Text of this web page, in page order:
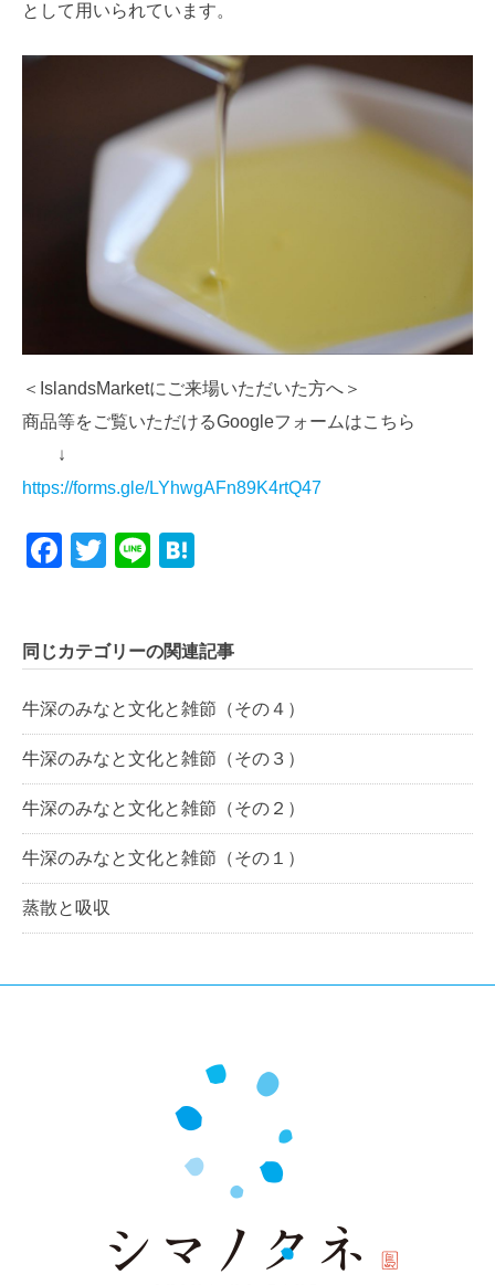
として用いられています。
＜IslandsMarketにご来場いただいた方へ＞
商品等をご覧いただけるGoogleフォームはこちら
↓
https://forms.gle/LYhwgAFn89K4rtQ47
Facebook
Twitter
Line
同じカテゴリーの関連記事
牛深のみなと文化と雑節（その４）
牛深のみなと文化と雑節（その３）
牛深のみなと文化と雑節（その２）
牛深のみなと文化と雑節（その１）
蒸散と吸収